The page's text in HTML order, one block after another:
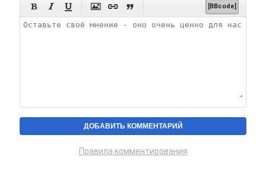
      [BBcode]
Правила комментирования